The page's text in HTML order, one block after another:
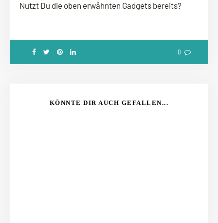
Nutzt Du die oben erwähnten Gadgets bereits?
0
KÖNNTE DIR AUCH GEFALLEN...